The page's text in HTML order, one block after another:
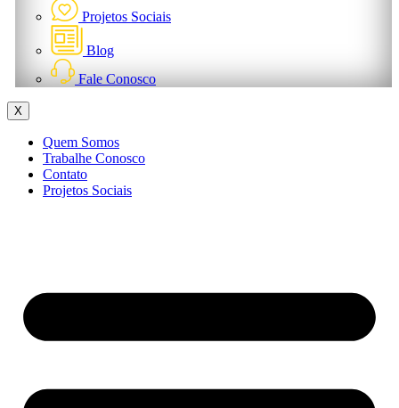
Projetos Sociais
Blog
Fale Conosco
X
Quem Somos
Trabalhe Conosco
Contato
Projetos Sociais